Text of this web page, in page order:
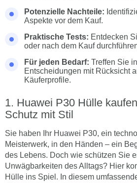
Potenzielle Nachteile:
Aspekte vor dem Kauf.
Praktische Tests: Entdecken
oder nach dem Kauf
Für jeden Bedarf: Treffen Sie
Entscheidungen mit Rücksicht
Käuferprofile.
Huawei P30 Hülle
Schutz mit Stil
Sie haben Ihr Huawei P30, ein
Meisterwerk, in den Händen – ein
des Lebens. Doch wie schützen Sie
Unwägbarkeiten des Alltags? Hier
Hülle ins Spiel. In diesem